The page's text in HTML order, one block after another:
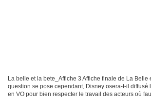
La belle et la bete_Affiche 3 Affiche finale de La Belle
question se pose cependant, Disney osera-t-il diffusé
en VO pour bien respecter le travail des acteurs où